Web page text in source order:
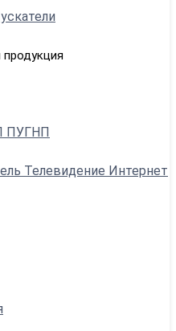
ПУГНП
Телевидение Интернет